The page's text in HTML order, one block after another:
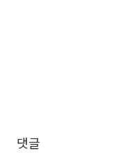
댓글